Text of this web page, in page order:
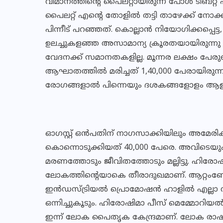
വിമാനത്തിന്റെ പൈലറ്റായിരുന്ന പോള്‍
പൈലറ്റ് എന്റെ തോളില്‍ തട്ടി താഴേക്ക്
പിന്നീട് പറഞ്ഞത്. കൊല്ലാന്‍
ഉലച്ചുകളഞ്ഞ അസാമാന്യ ക്രൂരതയായിരുന്നു
വേദനക്ക് സമാനതകളില്ല. മൂന്നര ലക്ഷം
ആഘാതത്തില്‍ മരിച്ചത് 1,40,000
രോഗങ്ങളാല്‍ പിന്നെയും ദശകങ്ങളോളം
ഓഗസ്റ്റ് ഒന്‍പതിന് നാഗസാക്കിയിലും
കൊന്നൊടുക്കിയത് 40,000 പേരെ.
മരണത്തോടും ജീവിതത്തോടും മല്ലിട്ടു.
ലോകത്തിന്റെയാകെ തീരാദുഖമാണ്.
ഇന്‍ഡസ്ട്രിയല്‍ പ്രൊമോഷന്‍ ഹാളില്‍
ഒന്നിച്ചുകൂടും. ഹിരോഷിമാ പീസ്
ഇന്ന് ലോക പൈതൃക കേന്ദ്രമാണ്. ലോക